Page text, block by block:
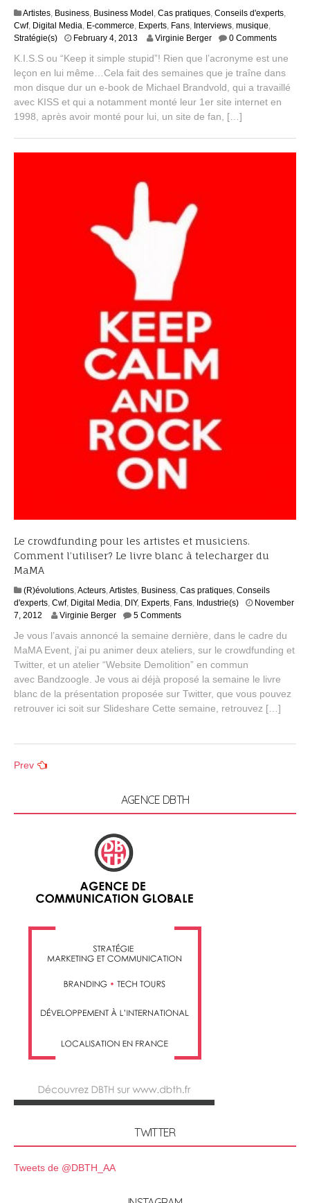
Artistes, Business, Business Model , Cas pratiques, Conseils d'experts,
Cwf, Digital Media, E-commerce, Experts, Fans, Interviews, musique,
Stratégie(s)
February 4, 2013S
p
t
e
m
r
0
Virginie Berger 0 Comments
K.I.S.S ou “Keep it simple stupid”! Rien que l’acronyme est une
leçon en lui même…Cela fait des semaines que je traîne dans
mon disque dur un e-book de Michael Brandvold, qui a travaillé
avec KISS et qui a notamment monté leur 1er site internet en
1998, après avoir monté pour lui, un site de fan, […]
Le crowdfunding pour les artistes et musiciens.
Comment l’utiliser? Le livre blanc à telecharger du
MaMA
(R)évolutions,Acteurs,Artistes, Business, Cas pratiques, Conseils
d'experts, Cwf, Digital Media, DIY, Experts, Fans, Industrie(s)
November
7, 2012
p
t
e
m
b
r
0
Virginie Berger 5 Comments
Je vous l’avais annoncé la semaine dernière, dans le cadre du
MaMA Event, j’ai pu animer deux ateliers, sur le crowdfunding et
Twitter, et un atelier “Website Demolition” en commun
avec Bandzoogle. Je vous ai déjà proposé la semaine le livre
blanc de la présentation proposée sur Twitter, que vous pouvez
retrouver ici soit sur Slideshare Cette semaine, retrouvez […]
Posts
Prev
AGENCE DBTH
TWITTER
Tweets de @DBTH_AA